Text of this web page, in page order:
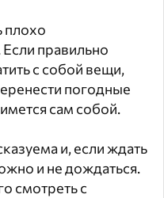
плохо
правильно
с собой вещи,
погодные
сам собой.
и, если ждать
и не дождаться.
смотреть с